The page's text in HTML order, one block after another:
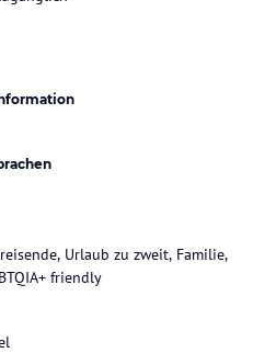
Urlaub zu zweit, Familie,
friendly